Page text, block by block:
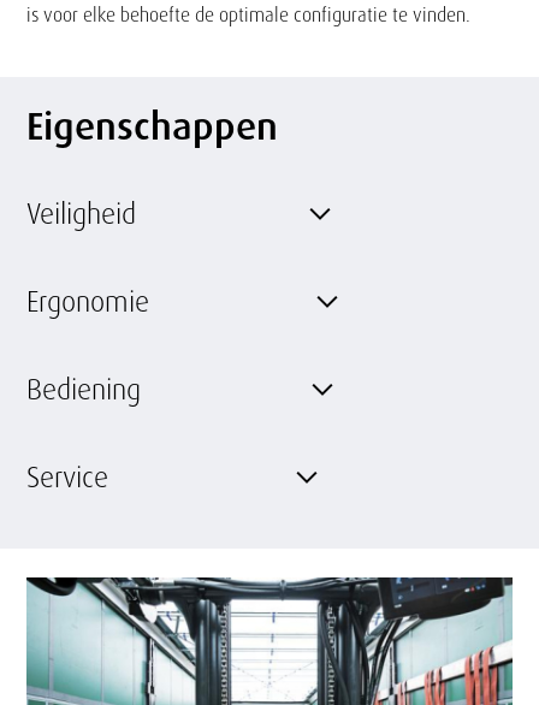
is voor elke behoefte de optimale configuratie te vinden.
Eigenschappen
Veiligheid
Ergonomie
Bediening
Service